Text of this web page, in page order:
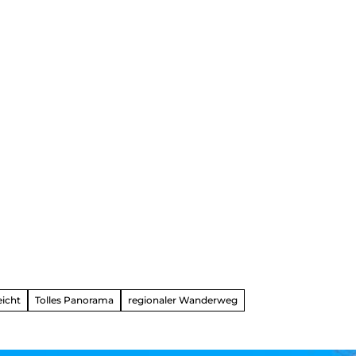
Tolles Panorama regionaler Wanderweg